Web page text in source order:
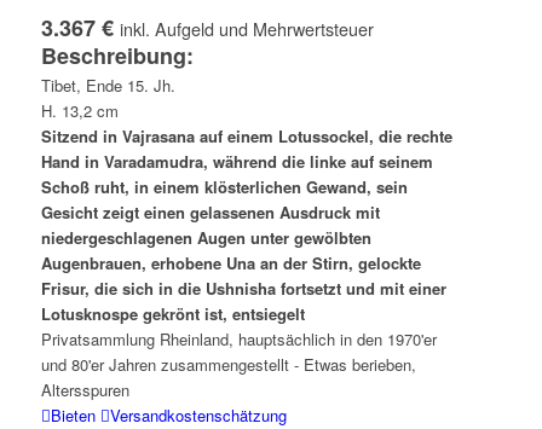
3.367 € inkl. Aufgeld und Mehrwertsteuer
Beschreibung:
Tibet, Ende 15. Jh.
H. 13,2 cm
Sitzend in Vajrasana auf einem Lotussockel, die rechte
Hand in Varadamudra, während die linke auf seinem
Schoß ruht, in einem klösterlichen Gewand, sein
Gesicht zeigt einen gelassenen Ausdruck mit
niedergeschlagenen Augen unter gewölbten
Augenbrauen, erhobene Una an der Stirn, gelockte
Frisur, die sich in die Ushnisha fortsetzt und mit einer
Lotusknospe gekrönt ist, entsiegelt
Privatsammlung Rheinland, hauptsächlich in den 1970'er
und 80'er Jahren zusammengestellt - Etwas berieben,
Altersspuren
Bieten
Versandkostenschätzung